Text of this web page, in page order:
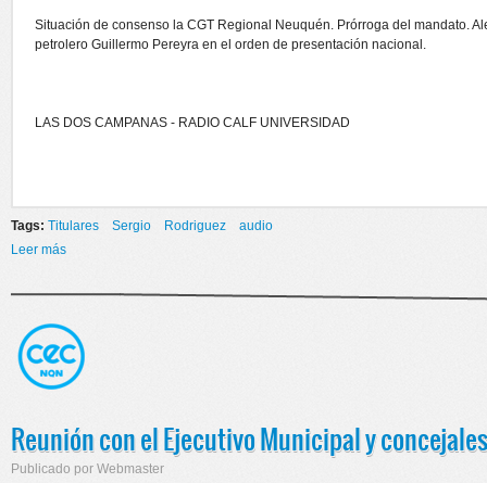
Situación de consenso la CGT Regional Neuquén. Prórroga del mandato.
petrolero Guillermo Pereyra en el orden de presentación nacional.
LAS DOS CAMPANAS - RADIO CALF UNIVERSIDAD
Tags: Titulares Sergio Rodriguez
audio
Leer más
Reunión con el Ejecutivo Municipal y concejales
Publicado por Webmaster